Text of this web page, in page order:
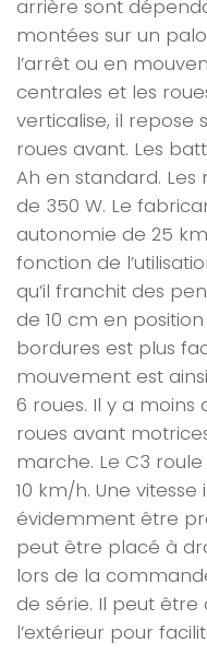
arrière sont
montées sur un
l’arrêt ou en
centrales et les
verticalise, il repose
roues avant. Les
Ah en standard.
de 350 W. Le
autonomie de 25
fonction de
qu’il franchit des
de 10 cm en
bordures est plus
mouvement est
6 roues. Il y a moins
roues avant
marche. Le C3
10 km/h. Une
évidemment être
peut être placé à
lors de la
de série. Il peut être
l’extérieur pour